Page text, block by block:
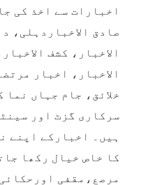
اخبارات سے اخذ کی
صادق الاخباردہلی،
الاخبار، کشف
الاخبار، اخبار
خلائق، جام جہاں نما
سرکاری گزٹ اور
ہیں۔ اخبارکے اپنے
کا خاص خیال رکھا
مرصع،مقفی